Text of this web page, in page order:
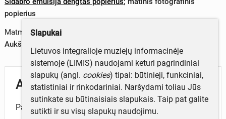
popierius
Matmenys
Aukštis x plotis – 27,8x21,7 cm (2017-10-12)
Aprašymas
Pantomima. Mimo portretas.
Slapukai
Lietuvos integralioje muziejų informacinėje
sistemoje (LIMIS) naudojami keturi pagrindiniai
slapukų (angl. cookies) tipai: būtinieji, funkciniai,
statistiniai ir rinkodariniai. Naršydami toliau Jūs
sutinkate su būtinaisiais slapukais. Taip pat galite
sutikti ir su visų slapukų naudojimu.